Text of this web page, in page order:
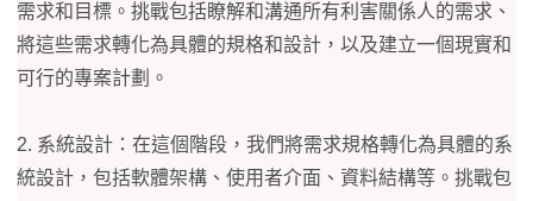
需求和目標。挑戰包括瞭解和溝通所有利害關係人的需求、
將這些需求轉化為具體的規格和設計，以及建立一個現實和
可行的專案計劃。
2. 系統設計：在這個階段，我們將需求規格轉化為具體的系
統設計，包括軟體架構、使用者介面、資料結構等。挑戰包